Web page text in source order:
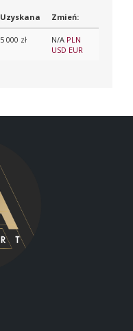
Uzyskana Zmień:
5 000 zł N/A PLN
USD EUR